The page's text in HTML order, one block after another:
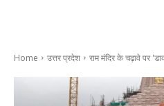
Home उत्तर प्रदेश राम मंदिर के चढ़ावे पर